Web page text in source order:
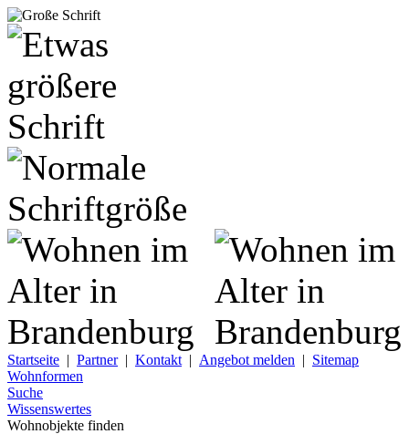
Startseite | Partner| Kontakt | Angebot melden | Sitemap
Wohnformen
Suche
Wissenswertes
Wohnobjekte finden